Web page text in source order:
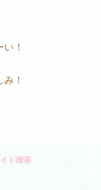
！
！
ド喫茶